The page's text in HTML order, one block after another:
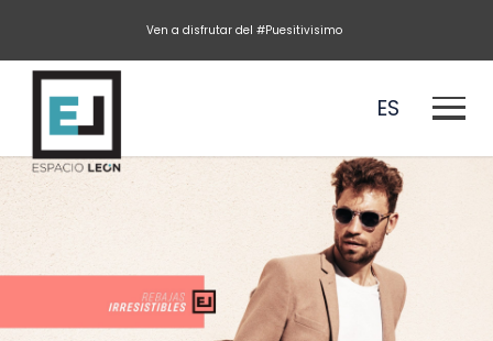
Ven a disfrutar del #Puesitivisimo
ES
EN